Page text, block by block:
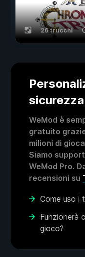
26 trucchi
WeMod è
gratuito
milioni di
Siamo
WeMod Pro.
recensioni su
Come uso i
Funzionerà
gioco?